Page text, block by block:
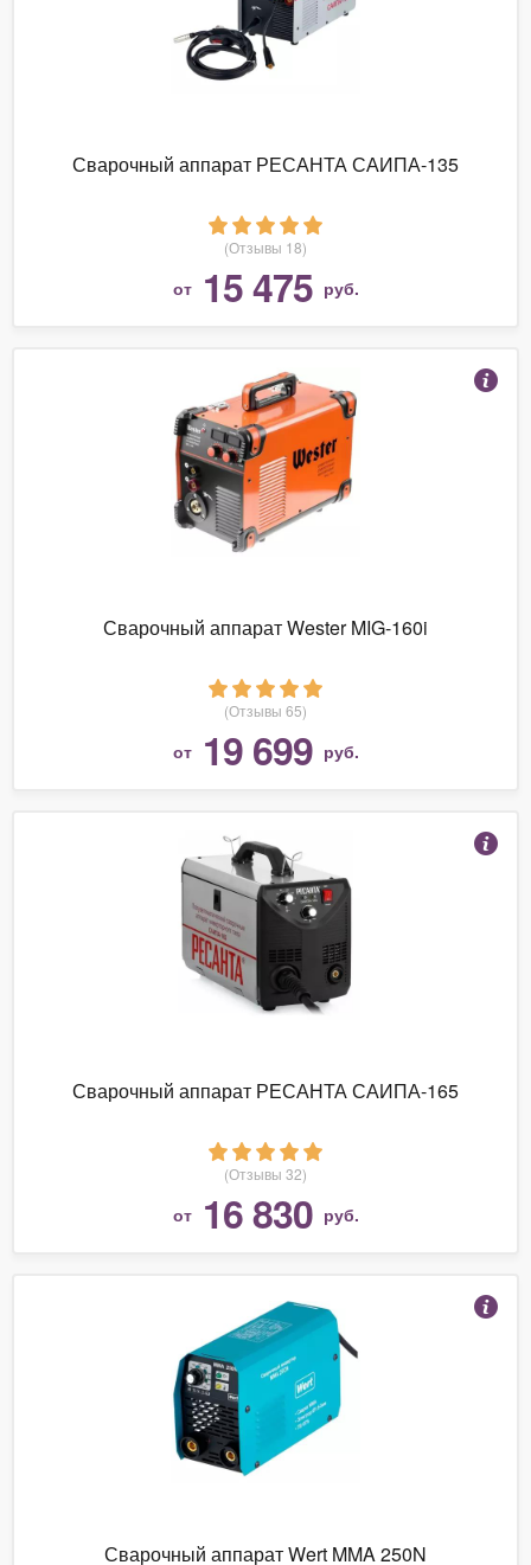
Сварочный аппарат РЕСАНТА САИПА-135
(Отзывы 18)
от 15 475 руб.
Сварочный аппарат Wester MIG-160i
(Отзывы 65)
от 19 699 руб.
Сварочный аппарат РЕСАНТА САИПА-165
(Отзывы 32)
от 16 830 руб.
Сварочный аппарат Wert MMA 250N